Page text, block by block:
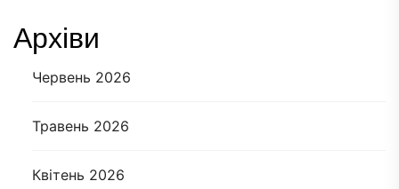
Архіви
Червень 2026
Травень 2026
Квітень 2026